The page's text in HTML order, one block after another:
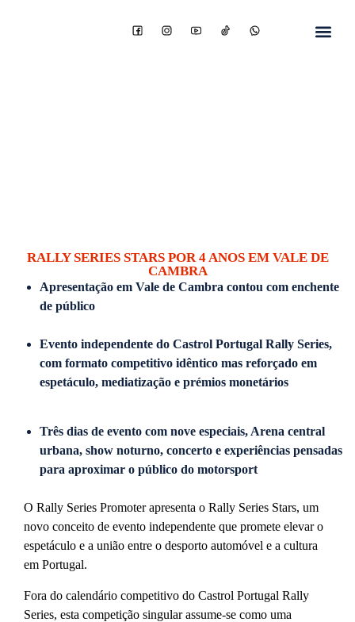
RALLY SERIES STARS POR 4 ANOS EM VALE DE
CAMBRA
Apresentação em Vale de Cambra contou com enchente
de público
Evento independente do Castrol Portugal Rally Series,
com formato competitivo idêntico mas reforçado em
espetáculo, mediatização e prémios monetários
Três dias de evento com nove especiais, Arena central
urbana, show noturno, concerto e experiências pensadas
para aproximar o público do motorsport
O Rally Series Promoter apresenta o Rally Series Stars, um
novo conceito de evento independente que promete elevar o
espetáculo e a união entre o desporto automóvel e a cultura
em Portugal.
Fora do calendário competitivo do Castrol Portugal Rally
Series, esta competição singular assume-se como uma